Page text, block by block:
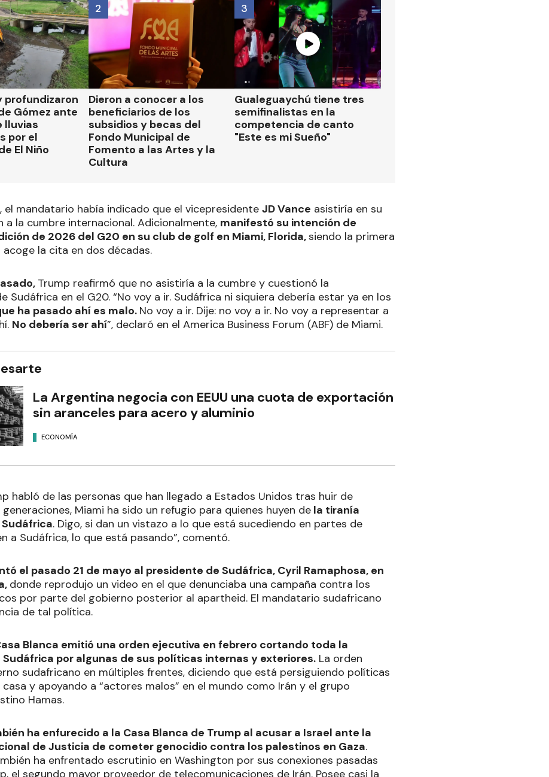
profundizaron
Gómez ante
lluvias
por el
El Niño
Dieron a conocer a los
beneficiarios de los
subsidios y becas del
Fondo Municipal de
Fomento a las Artes y la
Cultura
2
Gualeguaychú tiene tres
semifinalistas en la
competencia de canto
"Este es mi Sueño"
3
el mandatario había indicado que el vicepresidente JD Vance asistiría en su
a la cumbre internacional. Adicionalmente, manifestó su intención de
de 2026 del G20 en su club de golf en Miami, Florida,siendo la primera
acoge la cita en dos décadas.
Trump reafirmó que no asistiría a la cumbre y cuestionó la
Sudáfrica en el G20. “No voy a ir. Sudáfrica ni siquiera debería estar ya en los
ha pasado ahí es malo. No voy a ir. Dije: no voy a ir. No voy a representar a
No debería ser ahí”, declaró en el America Business Forum (ABF) de Miami.
La Argentina negocia con EEUU una cuota de exportación
sin aranceles para acero y aluminio
ECONOMÍA
habló de las personas que han llegado a Estados Unidos tras huir de
generaciones, Miami ha sido un refugio para quienes huyen de la tiranía
. Digo, si dan un vistazo a lo que está sucediendo en partes de
a Sudáfrica, lo que está pasando”, comentó.
el pasado 21 de mayo al presidente de Sudáfrica, Cyril Ramaphosa, en
donde reprodujo un video en el que denunciaba una campaña contra los
por parte del gobierno posterior al apartheid. El mandatario sudafricano
de tal política.
Blanca emitió una orden ejecutiva en febrero cortando toda la
por algunas de sus políticas internas y exteriores. La orden
sudafricano en múltiples frentes, diciendo que está persiguiendo políticas
y apoyando a “actores malos” en el mundo como Irán y el grupo
Hamas.
ha enfurecido a la Casa Blanca de Trump al acusar a Israel ante la
de Justicia de cometer genocidio contra los palestinos en Gaza.
ha enfrentado escrutinio en Washington por sus conexiones pasadas
el segundo mayor proveedor de telecomunicaciones de Irán. Posee casi la